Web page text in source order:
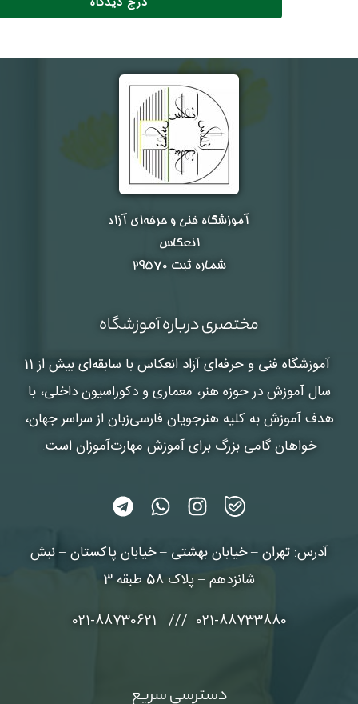
آموزشگاه فنی و حرفه‌ای آزاد
انعکاس
شماره ثبت ۲۹۵۷۰
مختصری درباره آموزشگاه
آموزشگاه فنی و حرفه‌ای آزاد انعکاس
با سابقه‌ای بیش از 11
سال آموزش در حوزه هنر، معماری و دکوراسیون داخلی، با
هدف آموزش به کلیه هنرجویان فارسی‌زبان از سراسر جهان،
خواهان گامی بزرگ برای آموزش مهارت‌آموزان است.
آدرس: تهران – خیابان بهشتی – خیابان پاکستان – نبش
شانزدهم – پلاک 58 طبقه 3
021-88733880 /// 021-88730621
دسترسی سریع